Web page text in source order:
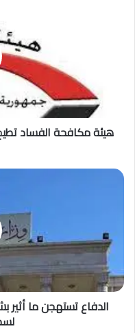
هيئة مكافحة الفساد
الدفاع تستهجن ما أثير